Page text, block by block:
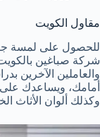
مقاول الكويت
للحصول على لمسة
شركة صباغين
والعاملين الآخرين
أمامك، ويساعدك على
وكذلك ألوان الأثاث